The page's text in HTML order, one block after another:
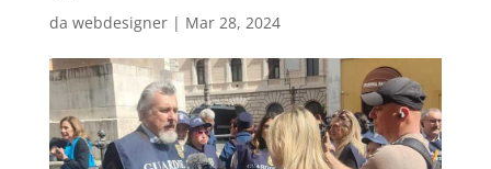
da webdesigner| Mar 28, 2024